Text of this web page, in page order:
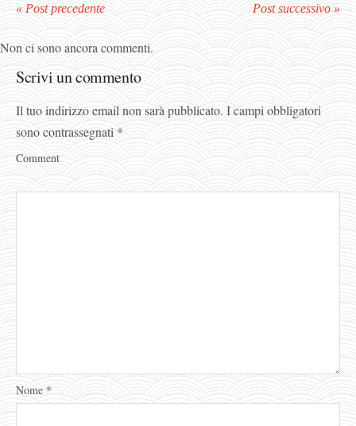
« Post precedente Post successivo »
Non ci sono ancora commenti.
Scrivi un commento
Il tuo indirizzo email non sarà pubblicato. I campi obbligatori
sono contrassegnati *
Comment
Nome *